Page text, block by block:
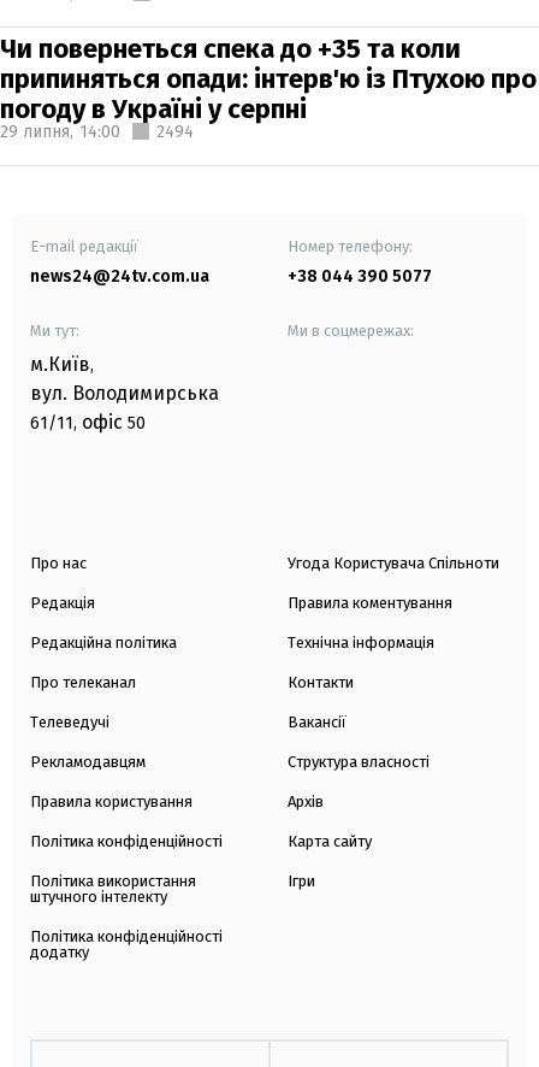
Чи повернеться спека до +35 та коли
припиняться опади: інтерв'ю із Птухою про
погоду в Україні у серпні
29 липня, 14:00 2494
E-mail редакції
news24@24tv.com.ua
Номер телефону:
+38 044 390 5077
Ми тут:
м.Київ,
вул. Володимирська
61/11, офіс 50
Ми в соцмережах:
Про нас
Редакція
Редакційна політика
Про телеканал
Телеведучі
Рекламодавцям
Правила користування
Політика конфіденційності
Політика використання
штучного інтелекту
Політика конфіденційності
додатку
Угода Користувача Спільноти
Правила коментування
Технічна інформація
Контакти
Вакансії
Структура власності
Архів
Карта сайту
Ігри